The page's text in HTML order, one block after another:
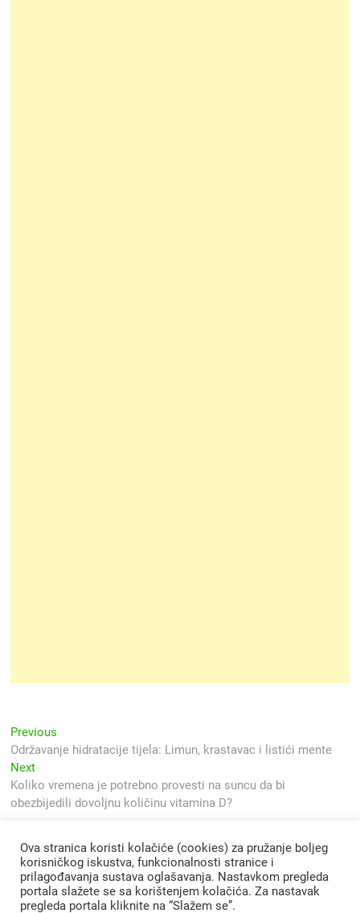
Navigacija
objava
Previous
post:
Održavanje hidratacije tijela: Limun, krastavac i listići mente
NextNext
post:
Koliko vremena je potrebno provesti na suncu da bi
obezbijedili dovoljnu količinu vitamina D?
Ova stranica koristi kolačiće (cookies) za pružanje boljeg
korisničkog iskustva, funkcionalnosti stranice i
prilagođavanja sustava oglašavanja. Nastavkom pregleda
portala slažete se sa korištenjem kolačića. Za nastavak
pregleda portala kliknite na “Slažem se”.